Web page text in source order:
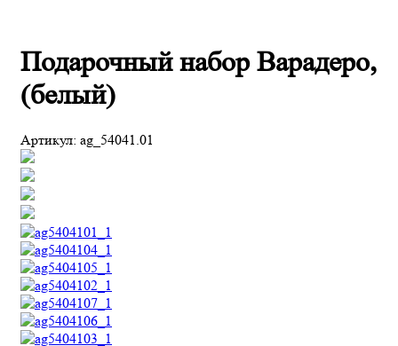
Подарочный набор Варадеро,
(белый)
Артикул: ag_54041.01